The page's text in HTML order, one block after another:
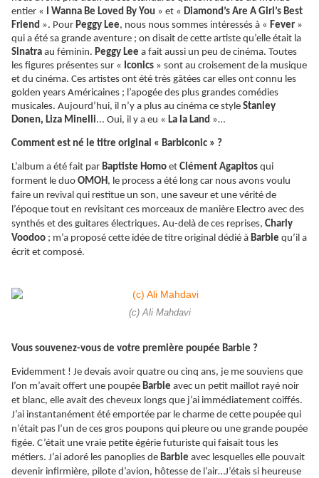
entier «
I Wanna Be Loved By You » et « Diamond’s Are A Girl’s Best
Friend ». Pour Peggy Lee, nous nous sommes intéressés à « Fever »
qui a été sa grande aventure ; on disait de cette artiste qu’elle était la
Sinatra au féminin. Peggy Lee a fait aussi un peu de cinéma. Toutes
les figures présentes sur « Iconics » sont au croisement de la musique
et du cinéma. Ces artistes ont été très gâtées car elles ont connu les
golden years Américaines ; l’apogée des plus grandes comédies
musicales. Aujourd’hui, il n’y a plus au cinéma ce style Stanley
Donen, Liza Minelli... Oui, il y a eu « La la Land »…
Comment est né le titre original « Barbiconic » ?
L’album a été fait par Baptiste Homo et Clément Agapitos qui
forment le duo OMOH , le process a été long car nous avons voulu
faire un revival qui restitue un son, une saveur et une vérité de
l’époque tout en revisitant ces morceaux de manière Electro avec des
synthés et des guitares électriques. Au-delà de ces reprises, Charly
Voodoo ; m’a proposé cette idée de titre original dédié à Barbie qu’il a
écrit et composé.
(c) Ali Mahdavi
Vous souvenez-vous de votre première poupée Barbie ?
Evidemment ! Je devais avoir quatre ou cinq ans, je me souviens que
l’on m’avait offert une poupée Barbie avec un petit maillot rayé noir
et blanc, elle avait des cheveux longs que j’ai immédiatement coiffés.
J’ai instantanément été emportée par le charme de cette poupée qui
n’était pas l’un de ces gros poupons qui pleure ou une grande poupée
figée. C’était une vraie petite égérie futuriste qui faisait tous les
métiers. J’ai adoré les panoplies de Barbie avec lesquelles elle pouvait
devenir infirmière, pilote d’avion, hôtesse de l’air…J’étais si heureuse